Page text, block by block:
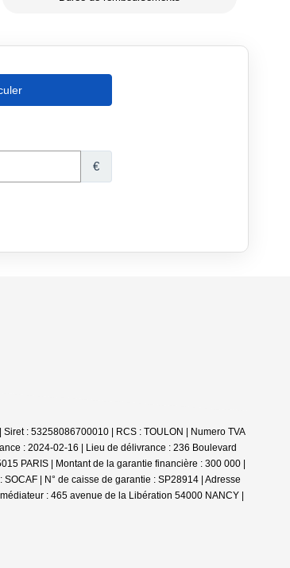
: 53258086700010 | RCS : TOULON | Numero TVA
: 2024-02-16 | Lieu de délivrance : 236 Boulevard
PARIS | Montant de la garantie financière : 300 000 |
| N° de caisse de garantie : SP28914 | Adresse
: 465 avenue de la Libération 54000 NANCY |